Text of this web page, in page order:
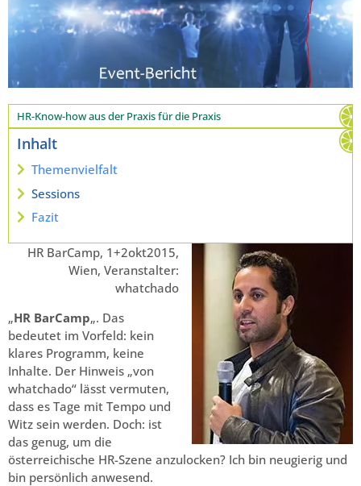
HR-Know-how aus der Praxis für die Praxis
Inhalt
Themenvielfalt
Sessions
Fazit
HR BarCamp, 1+2okt2015,
Wien, Veranstalter:
whatchado
„HR BarCamp„. Das
bedeutet im Vorfeld: kein
klares Programm, keine
Inhalte. Der Hinweis „von
whatchado“ lässt vermuten,
dass es Tage mit Tempo und
Witz sein werden. Doch: ist
das genug, um die
österreichische HR-Szene anzulocken? Ich bin neugierig und
bin persönlich anwesend.